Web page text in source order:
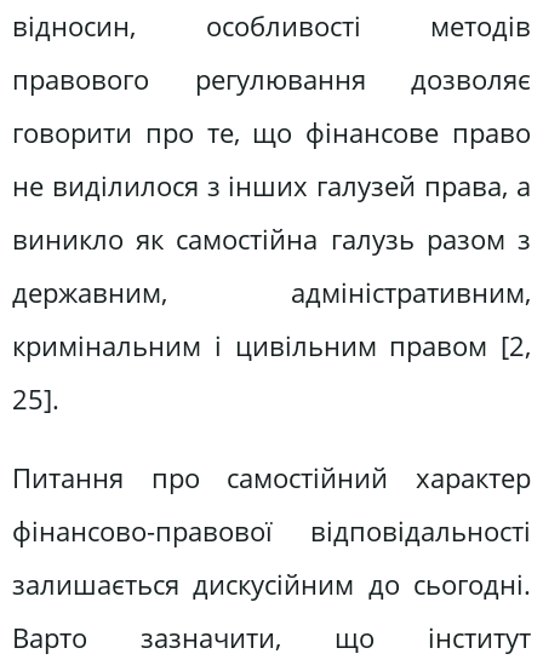
відносин, особливості методів
правового регулювання дозволяє
говорити про те, що фінансове право
не виділилося з інших галузей права, а
виникло як самостійна галузь разом з
державним, адміністративним,
кримінальним і цивільним правом [2,
25].
Питання про самостійний характер
фінансово-правової відповідальності
залишається дискусійним до сьогодні.
Варто зазначити, що інститут